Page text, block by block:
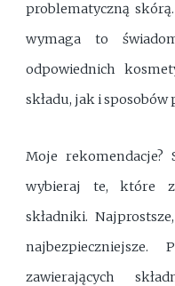
problematyczną
wymaga to
odpowiednich
składu, jak i
Moje rekomendacje?
wybieraj te, które
składniki.
zawierających